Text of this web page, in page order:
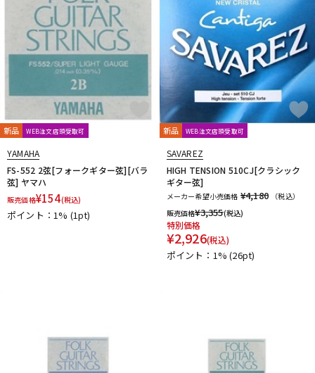
中古 ヴィンテージ
Cleartone
Cling On Colossal Cable
COLUMBIA
COMFORT Strapp
Cordoba
Couch Guitar Strap
Crescendo
CUSTOM TRY
D&A GUITAR GEAR
Daiking Corporation
D'andrea
Danelectro D'Angelico DARCO
DAVA
DAVID LABOGA
DEAN Dean Markley DEVISER
DiMarzio
DINGWALL
dmi guitar labs Doc Simons DR
Dr.DUCK'S
Editions Bim
ele-king books
EMERSON CUSTOM
EMG Enfini Custom Works
ENGL
Epiphone
ERNIE BALL EVH Famous
FANA
F-bass
Fender Fender Japan
Fender USA
Floyd Rose
Freeway Switch
Greg Bennett
GrooveTech Tools
Grover Allman
GUITTO
新品 WEB注文店頭受取可
YAMAHA
FS-552 2弦[フォークギター弦][バラ
弦] ヤマハ
販売価格¥154(税込)
ポイント：1% (1pt)
新品 WEB注文店頭受取可
SAVAREZ
HIGH TENSION 510CJ[クラシック
ギター弦]
メーカー希望小売価格 ¥4,180
（税込）
販売価格¥3,355(税込)
特別価格
¥2,926(税込)
ポイント：1%(26pt)